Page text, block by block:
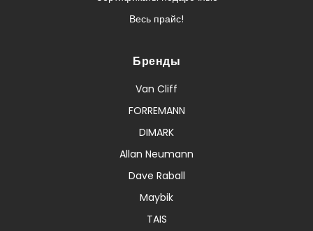
Весь прайс!
Бренды
Van Cliff
FORREMANN
DIMARK
Allan Neumann
Dave Raball
Maybik
TAIS